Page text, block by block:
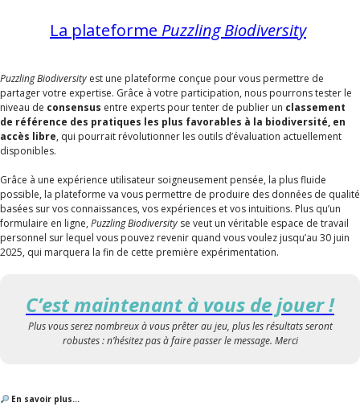
La plateforme Puzzling Biodiversity
Puzzling Biodiversity est une plateforme conçue pour vous permettre de
partager votre expertise. Grâce à votre participation, nous pourrons tester le
niveau de consensus entre experts pour tenter de publier un classement
de référence des pratiques les plus favorables à la biodiversité, en
accès libre, qui pourrait révolutionner les outils d’évaluation actuellement
disponibles.
Grâce à une expérience utilisateur soigneusement pensée, la plus fluide
possible, la plateforme va vous permettre de produire des données de qualité
basées sur vos connaissances, vos expériences et vos intuitions. Plus qu’un
formulaire en ligne, Puzzling Biodiversity se veut un véritable espace de travail
personnel sur lequel vous pouvez revenir quand vous voulez jusqu’au 30 juin
2025, qui marquera la fin de cette première expérimentation.
C’est maintenant à vous de jouer !
Plus vous serez nombreux à vous prêter au jeu, plus les résultats seront
robustes : n’hésitez pas à faire passer le message. Merci
En savoir plus…